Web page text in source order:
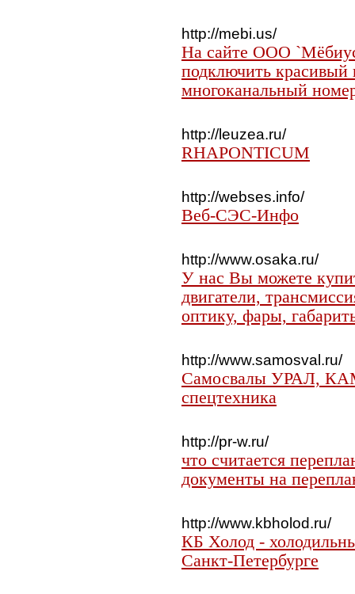
http://mebi.us/
На сайте ООО
подключить красивый
многоканальный
http://leuzea.ru/
RHAPONTICUM
http://webses.info/
Веб-СЭС-Инфо
http://www.osaka.ru/
У нас Вы можете
двигатели,
оптику, фары,
http://www.samosval.ru/
Самосвалы УРАЛ,
спецтехника
http://pr-w.ru/
что считается
документы на
http://www.kbholod.ru/
КБ Холод -
Санкт-Петербурге